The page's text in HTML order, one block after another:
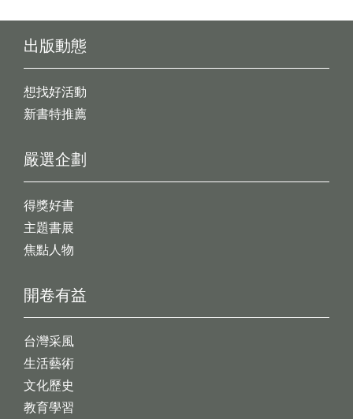
出版動態
想找好活動
新書特推薦
開卷有益
台灣采風
生活藝術
文化歷史
教育學習
嚴選企劃
得獎好書
主題書展
焦點人物